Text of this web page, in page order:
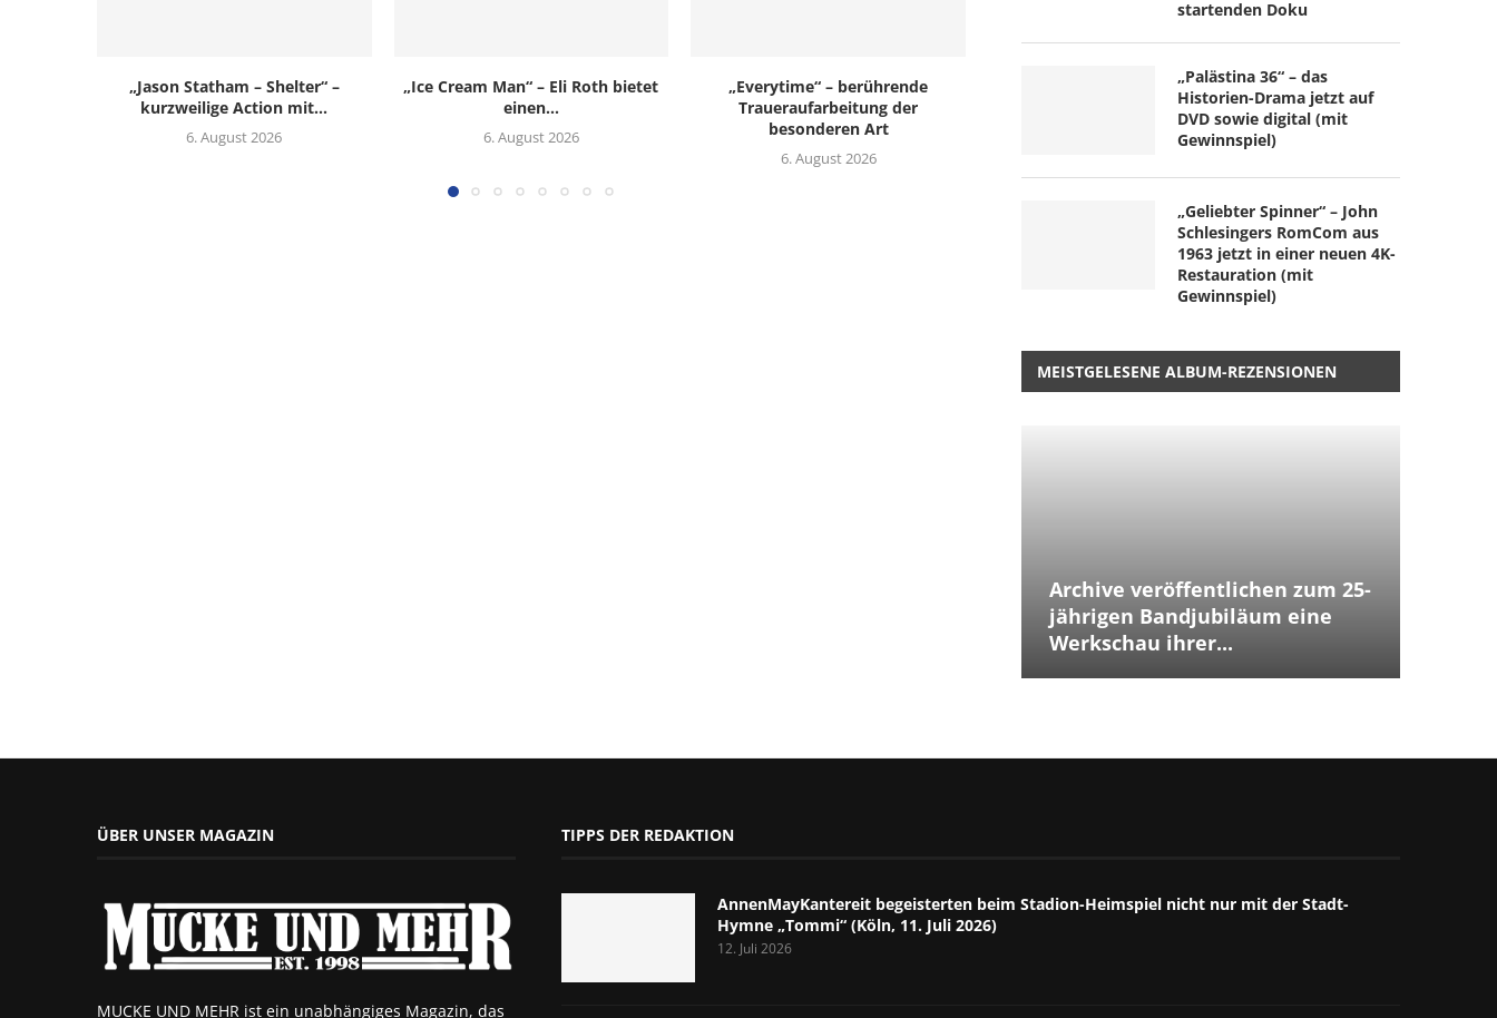
„Jason Statham – Shelter“ –
kurzweilige Action mit...
6. August 2026
„Ice Cream Man“ – Eli Roth bietet
einen...
6. August 2026
„Everytime“ – berührende
Traueraufarbeitung der
besonderen Art
6. August 2026
„Nightborn“ – wenn Muttersein
zum Albtraum wird
“Der Teufel trägt Prada
startenden Doku
„Palästina 36“ – das
Historien-Drama jetzt auf
DVD sowie digital (mit
Gewinnspiel)
„Geliebter Spinner“ – John
Schlesingers RomCom aus
1963 jetzt in einer neuen 4K-
Restauration (mit
Gewinnspiel)
MEISTGELESENE ALBUM-REZENSIONEN
Archive veröffentlichen zum 25-
jährigen Bandjubiläum eine
Werkschau ihrer...
ÜBER UNSER MAGAZIN
MUCKE UND MEHR ist ein unabhängiges Magazin, das
TIPPS DER REDAKTION
AnnenMayKantereit begeisterten beim Stadion-Heimspiel nicht nur mit der Stadt-
Hymne „Tommi“ (Köln, 11. Juli 2026)
12. Juli 2026